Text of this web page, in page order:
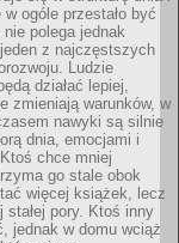
ogóle przestało być
polega jednak
z najczęstszych
Ludzie
działać lepiej,
zmieniają warunków, w
nawyki są silnie
dnia, emocjami i
chce mniej
go stale obok
więcej książek, lecz
stałej pory. Ktoś inny
jednak w domu wciąż